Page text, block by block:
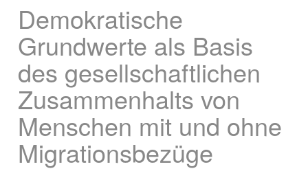
Demokratische
Grundwerte als Basis
des gesellschaftlichen
Zusammenhalts von
Menschen mit und ohne
Migrationsbezüge